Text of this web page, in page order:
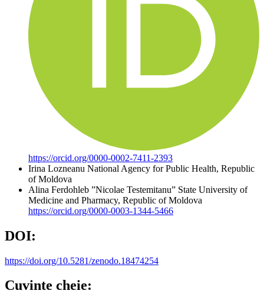
https://orcid.org/0000-0002-7411-2393
Irina Lozneanu National Agency for Public Health, Republic
of Moldova
Alina Ferdohleb ”Nicolae Testemitanu” State University of
Medicine and Pharmacy, Republic of Moldova
https://orcid.org/0000-0003-1344-5466
DOI:
https://doi.org/10.5281/zenodo.18474254
Cuvinte cheie: